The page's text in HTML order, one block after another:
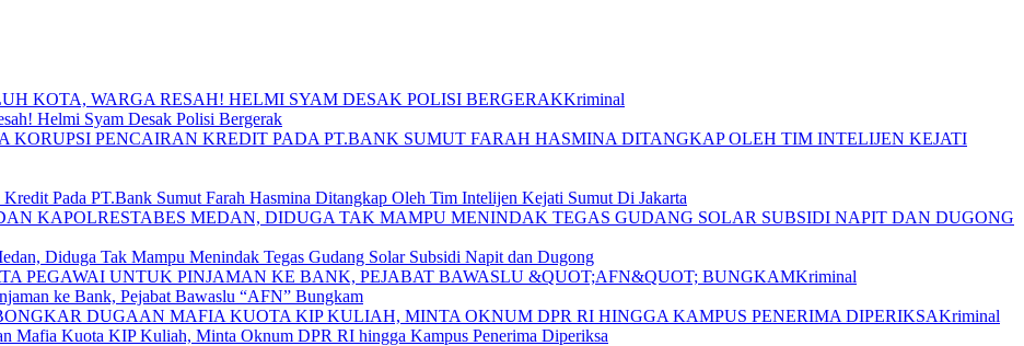
Kriminal
Helmi Syam Desak Polisi Bergerak
Pada PT.Bank Sumut Farah Hasmina Ditangkap Oleh Tim Intelijen Kejati Sumut Di Jakarta
Diduga Tak Mampu Menindak Tegas Gudang Solar Subsidi Napit dan Dugong
Kriminal
ke Bank, Pejabat Bawaslu “AFN” Bungkam
Kriminal
Mafia Kuota KIP Kuliah, Minta Oknum DPR RI hingga Kampus Penerima Diperiksa